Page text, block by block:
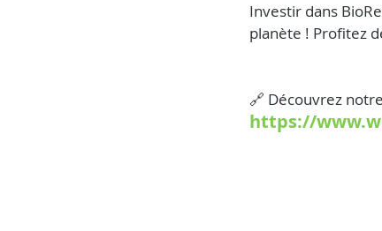
Investir dans
planète ! Profitez
🔗 Découvrez
https://